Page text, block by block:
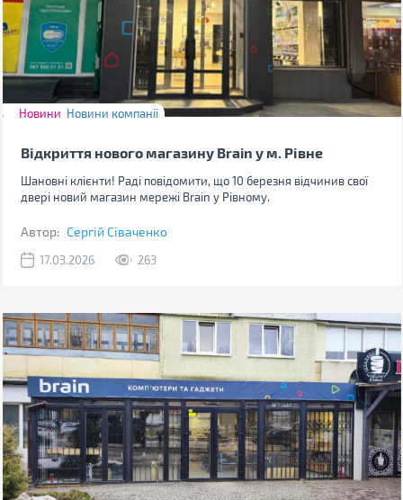
Новини Новини компанії
Відкриття нового магазину Brain у м. Рівне
Шановні клієнти! Раді повідомити, що 10 березня відчинив свої
двері новий магазин мережі Brain у Рівному.
Автор: Сергій Сіваченко
17.03.2026 263